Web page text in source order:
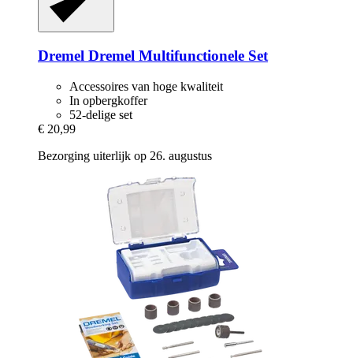
Dremel Dremel Multifunctionele Set
Accessoires van hoge kwaliteit
In opbergkoffer
52-delige set
€ 20,99
Bezorging uiterlijk op 26. augustus